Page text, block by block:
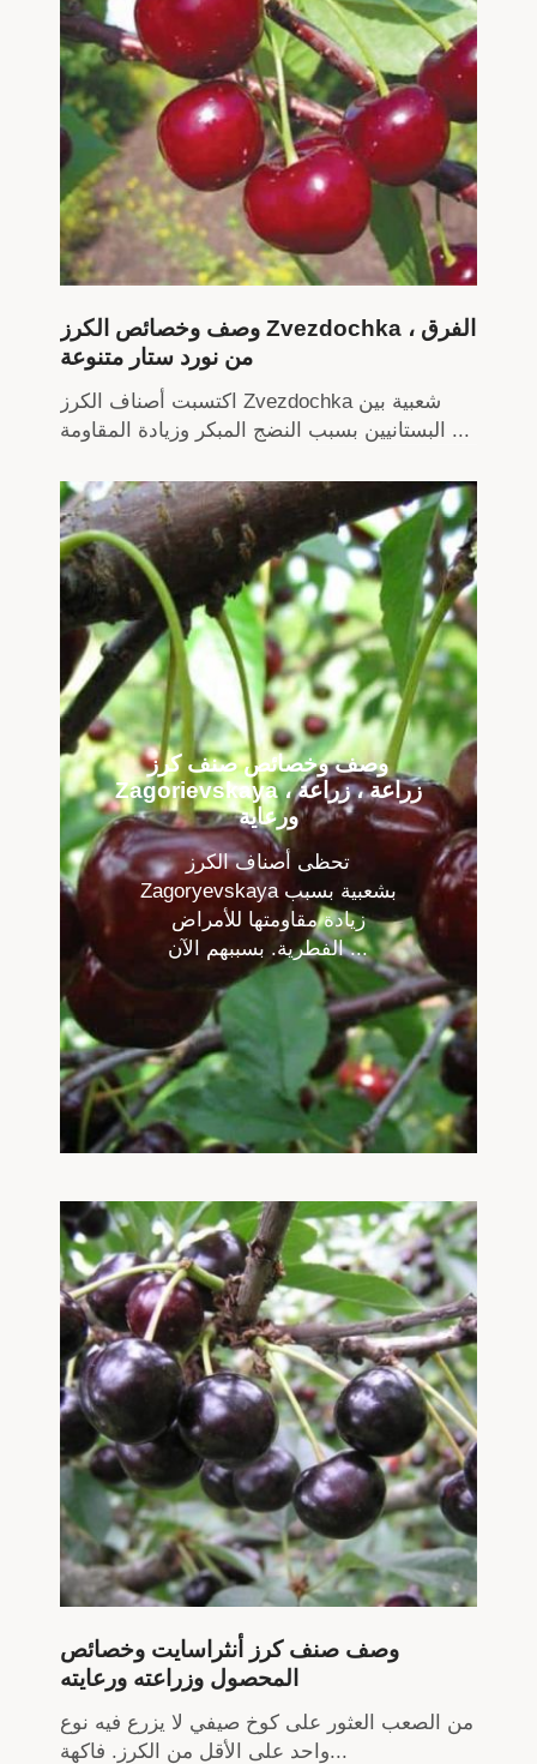
وصف وخصائص الكرز Zvezdochka ، الفرق
من نورد ستار متنوعة
اكتسبت أصناف الكرز Zvezdochka شعبية بين
البستانيين بسبب النضج المبكر وزيادة المقاومة ...
وصف وخصائص صنف كرز
Zagorievskaya ، زراعة ، زراعة
ورعاية
تحظى أصناف الكرز
Zagoryevskaya بشعبية بسبب
زيادة مقاومتها للأمراض
الفطرية. بسببهم الآن ...
وصف صنف كرز أنثراسايت وخصائص
المحصول وزراعته ورعايته
من الصعب العثور على كوخ صيفي لا يزرع فيه نوع
واحد على الأقل من الكرز. فاكهة...